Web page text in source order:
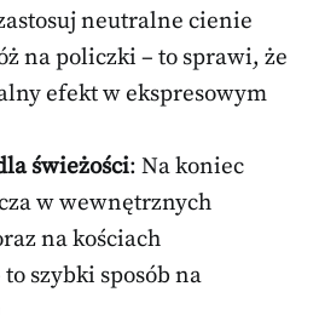
neutralne cienie
na policzki – to sprawi, że
efekt w ekspresowym
świeżości: Na koniec
w wewnętrznych
na kościach
szybki sposób na